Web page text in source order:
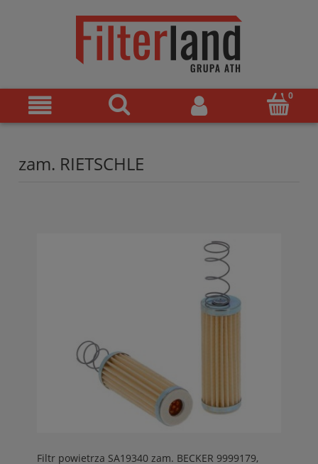
zam. RIETSCHLE
Filtr powietrza SA19340 zam. BECKER 9999179,